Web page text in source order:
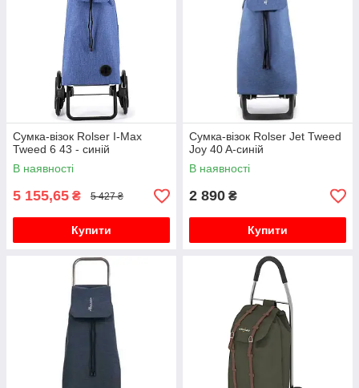
Сумка-візок Rolser I-Max
Tweed 6 43 - синій
В наявності
5 155,65 ₴ 5 427 ₴
Купити
Сумка-візок Rolser Jet Tweed
Joy 40 A-синій
В наявності
2 890 ₴
Купити